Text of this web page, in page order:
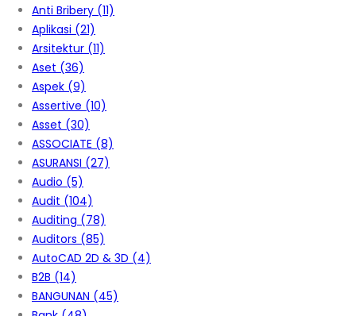
Anti Bribery (11)
Aplikasi (21)
Arsitektur (11)
Aset (36)
Aspek (9)
Assertive (10)
Asset (30)
ASSOCIATE (8)
ASURANSI (27)
Audio (5)
Audit (104)
Auditing (78)
Auditors (85)
AutoCAD 2D & 3D (4)
B2B (14)
BANGUNAN (45)